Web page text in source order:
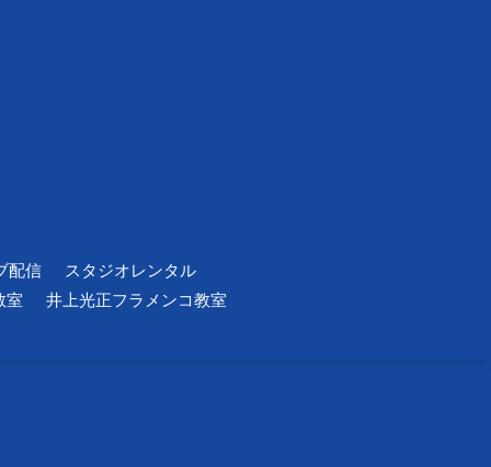
配信
スタジオレンタル
室
井上光正フラメンコ教室